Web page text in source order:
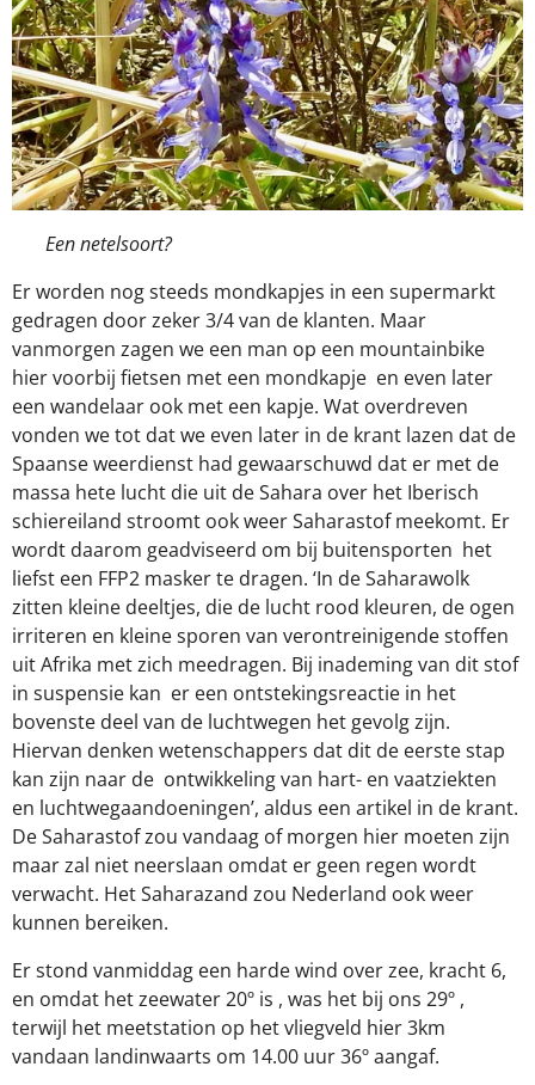
Een netelsoort?
Er worden nog steeds mondkapjes in een supermarkt
gedragen door zeker 3/4 van de klanten. Maar
vanmorgen zagen we een man op een mountainbike
hier voorbij fietsen met een mondkapje en even later
een wandelaar ook met een kapje. Wat overdreven
vonden we tot dat we even later in de krant lazen dat de
Spaanse weerdienst had gewaarschuwd dat er met de
massa hete lucht die uit de Sahara over het Iberisch
schiereiland stroomt ook weer Saharastof meekomt. Er
wordt daarom geadviseerd om bij buitensporten het
liefst een FFP2 masker te dragen. ‘In de Saharawolk
zitten kleine deeltjes, die de lucht rood kleuren, de ogen
irriteren en kleine sporen van verontreinigende stoffen
uit Afrika met zich meedragen. Bij inademing van dit stof
in suspensie kan er een ontstekingsreactie in het
bovenste deel van de luchtwegen het gevolg zijn.
Hiervan denken wetenschappers dat dit de eerste stap
kan zijn naar de ontwikkeling van hart- en vaatziekten
en luchtwegaandoeningen’, aldus een artikel in de krant.
De Saharastof zou vandaag of morgen hier moeten zijn
maar zal niet neerslaan omdat er geen regen wordt
verwacht. Het Saharazand zou Nederland ook weer
kunnen bereiken.
Er stond vanmiddag een harde wind over zee, kracht 6,
en omdat het zeewater 20º is , was het bij ons 29º ,
terwijl het meetstation op het vliegveld hier 3km
vandaan landinwaarts om 14.00 uur 36º aangaf.